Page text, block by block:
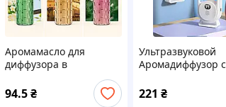
Аромамасло для
диффузора в
94.5₴
Ультразвуковой
Аромадиффузор с
221 ₴